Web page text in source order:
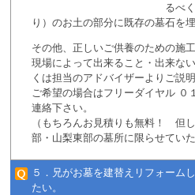
るべ
り）のお土の部分に既存の墓石を
その他、正しいご供養のための施
現場によって出来ること・出来な
くは担当のアドバイザーよりご説
ご希望の場合はフリーダイヤル
連絡下さい。
（もちろんお見積りも無料！ 但
部・山梨東部の墓所に限らせていた
５．兄がお墓を建替えリフォーム
たい。